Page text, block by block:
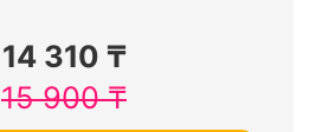
14 310 ₸
15 900₸